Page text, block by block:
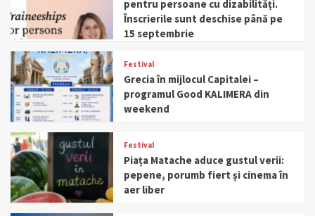
pentru persoane cu dizabilități.
Înscrierile sunt deschise până pe
15 septembrie
Festival
Grecia în mijlocul Capitalei –
programul Good KALIMERA din
weekend
Festival
Piața Matache aduce gustul verii:
pepene, porumb fiert și cinema în
aer liber